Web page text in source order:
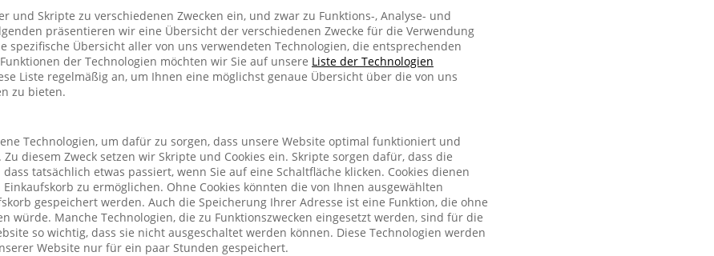
und Skripte zu verschiedenen Zwecken ein, und zwar zu Funktions-, Analyse- und
präsentieren wir eine Übersicht der verschiedenen Zwecke für die Verwendung
spezifische Übersicht aller von uns verwendeten Technologien, die entsprechenden
der Technologien möchten wir Sie auf unsere Liste der Technologien
Liste regelmäßig an, um Ihnen eine möglichst genaue Übersicht über die von uns
zu bieten.
Technologien, um dafür zu sorgen, dass unsere Website optimal funktioniert und
diesem Zweck setzen wir Skripte und Cookies ein. Skripte sorgen dafür, dass die
tatsächlich etwas passiert, wenn Sie auf eine Schaltfläche klicken. Cookies dienen
zu ermöglichen. Ohne Cookies könnten die von Ihnen ausgewählten
gespeichert werden. Auch die Speicherung Ihrer Adresse ist eine Funktion, die ohne
würde. Manche Technologien, die zu Funktionszwecken eingesetzt werden, sind für die
so wichtig, dass sie nicht ausgeschaltet werden können. Diese Technologien werden
Website nur für ein paar Stunden gespeichert.